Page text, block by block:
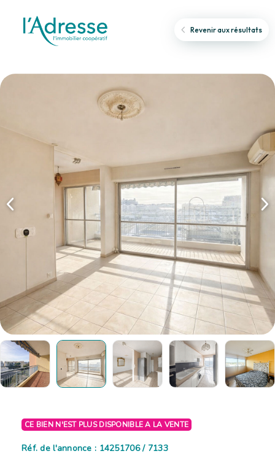
Revenir aux résultats
CE BIEN N'EST PLUS DISPONIBLE A LA VENTE
Réf. de l'annonce : 14251706 / 7133